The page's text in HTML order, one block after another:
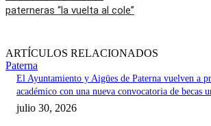
paterneras “la vuelta al cole”
ARTÍCULOS RELACIONADOS
Paterna
El Ayuntamiento y Aigües de Paterna vuelven a
académico con una nueva convocatoria de becas
julio 30, 2026